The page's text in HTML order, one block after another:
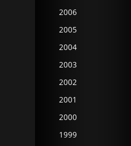
2006
2005
2004
2003
2002
2001
2000
1999